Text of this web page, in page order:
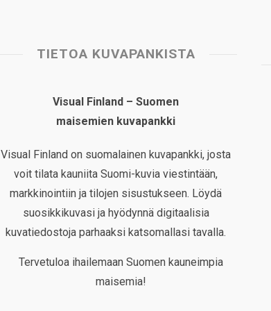
TIETOA KUVAPANKISTA
Visual Finland – Suomen
maisemien kuvapankki
Visual Finland on suomalainen kuvapankki, josta
voit tilata kauniita Suomi-kuvia viestintään,
markkinointiin ja tilojen sisustukseen. Löydä
suosikkikuvasi ja hyödynnä digitaalisia
kuvatiedostoja parhaaksi katsomallasi tavalla.
Tervetuloa ihailemaan Suomen kauneimpia
maisemia!